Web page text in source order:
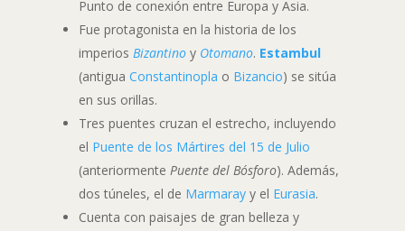
Punto de conexión entre Europa y Asia.
Fue protagonista en la historia de los
imperios Bizantinoy Otomano. Estambul
(antigua Constantinopla o Bizancio) se sitúa
en sus orillas.
Tres puentes cruzan el estrecho, incluyendo
el Puente de los Mártires del 15 de Julio
(anteriormente Puente del Bósforo). Además,
dos túneles, el de Marmarayy el Eurasia.
Cuenta con paisajes de gran belleza y